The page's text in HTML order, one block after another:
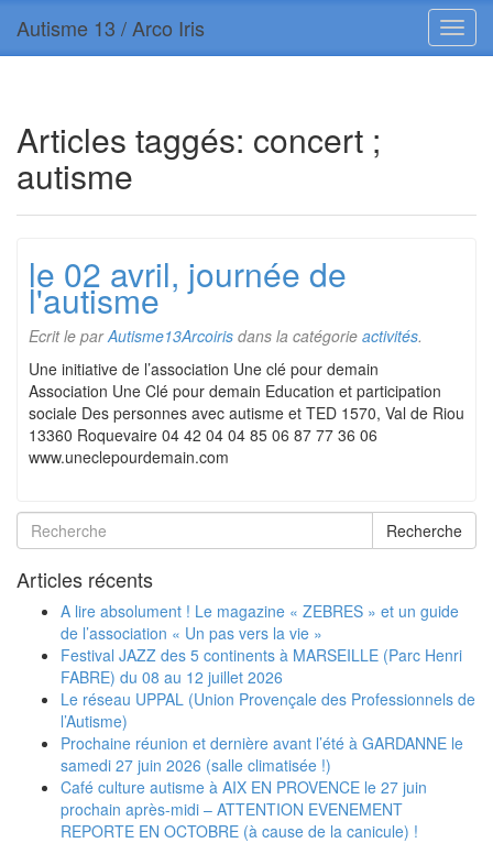
Autisme 13 / Arco Iris
Articles taggés: concert ;
autisme
le 02 avril, journée de
l'autisme
Ecrit le parAutisme13Arcoiris dans la catégorie activités.
Une initiative de l’association Une clé pour demain
Association Une Clé pour demain Education et participation
sociale Des personnes avec autisme et TED 1570, Val de Riou
13360 Roquevaire 04 42 04 04 85 06 87 77 36 06
www.uneclepourdemain.com
Recherche
Articles récents
A lire absolument ! Le magazine « ZEBRES » et un guide
de l’association « Un pas vers la vie »
Festival JAZZ des 5 continents à MARSEILLE (Parc Henri
FABRE) du 08 au 12 juillet 2026
Le réseau UPPAL (Union Provençale des Professionnels de
l’Autisme)
Prochaine réunion et dernière avant l’été à GARDANNE le
samedi 27 juin 2026 (salle climatisée !)
Café culture autisme à AIX EN PROVENCE le 27 juin
prochain après-midi – ATTENTION EVENEMENT
REPORTE EN OCTOBRE (à cause de la canicule) !